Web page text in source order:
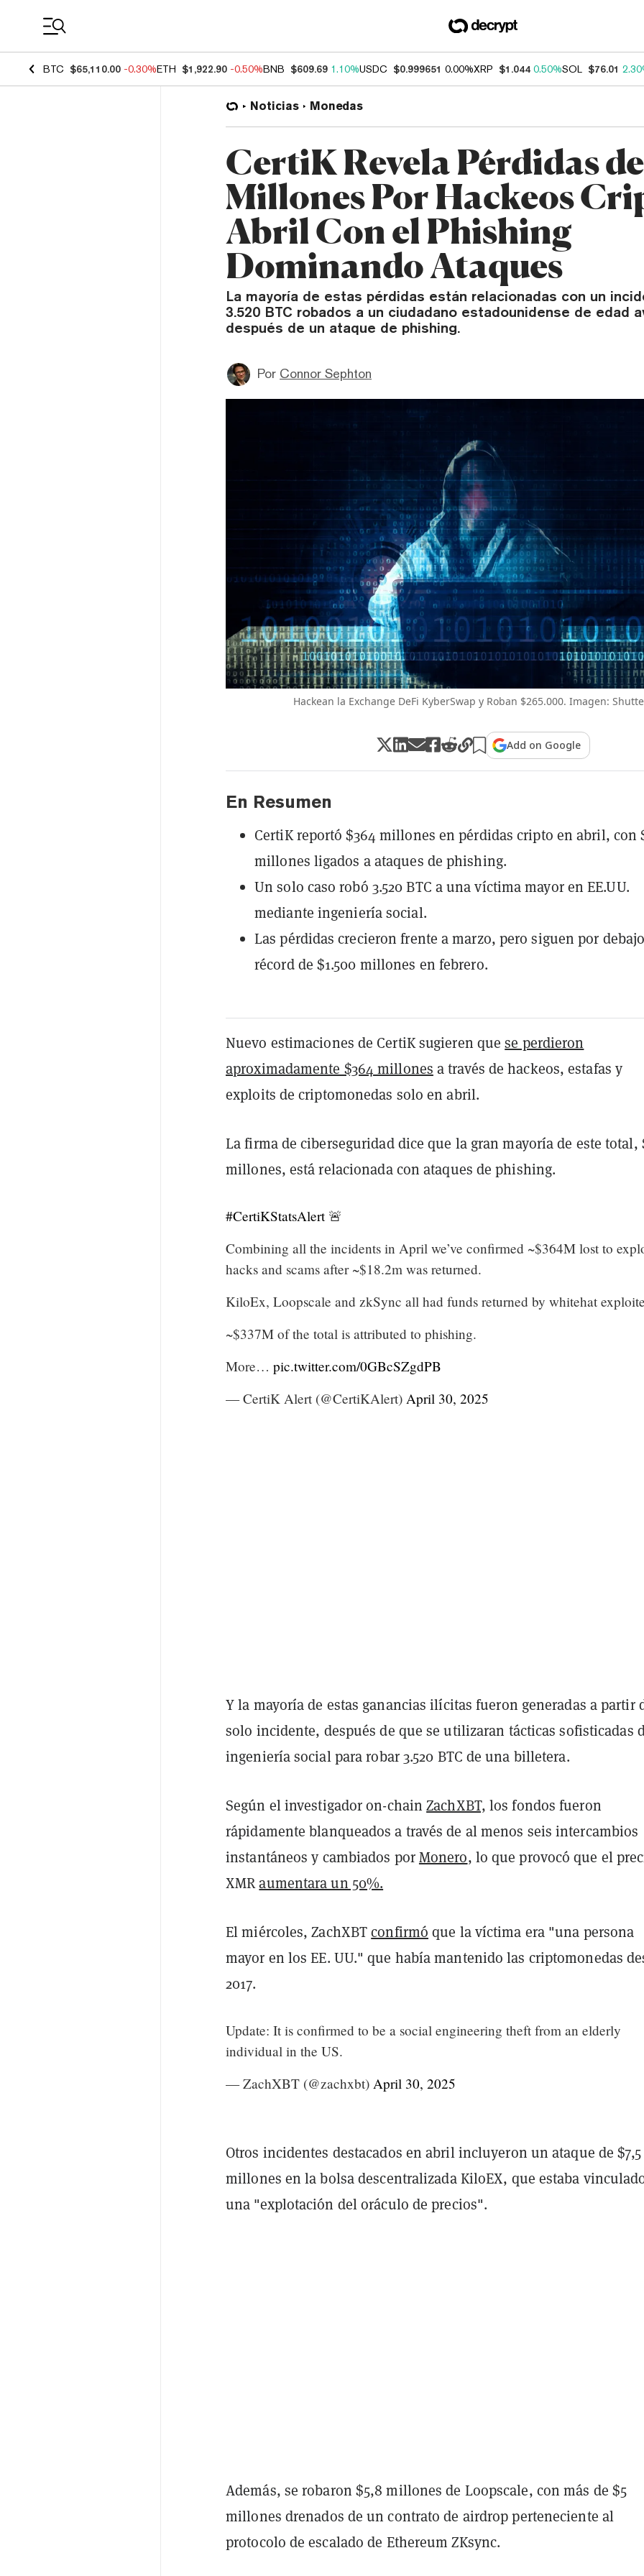
BTC $65,110.00 -0.30%ETH $1,922.90 -0.50%BNB $609.69 1.10%USDC $0.999651 0.00%XRP $1.044 0.50%SOL $76.01
Noticias Monedas
CertiK Revela Pérdidas
Millones Por Hackeos
Abril Con el Phishing
Dominando Ataques
La mayoría de estas pérdidas están relacionadas con un
3.520 BTC robados a un ciudadano estadounidense de edad
después de un ataque de phishing.
Por Connor Sephton
Hackean la Exchange DeFi KyberSwap y Roban $265.000. Imagen:
Add on Google
En Resumen
CertiK reportó $364 millones en pérdidas cripto en abril, con
millones ligados a ataques de phishing.
Un solo caso robó 3.520 BTC a una víctima mayor en EE.UU.
mediante ingeniería social.
Las pérdidas crecieron frente a marzo, pero siguen por
récord de $1.500 millones en febrero.
Nuevo estimaciones de CertiK sugieren quese perdieron
aproximadamente $364 millones a través de hackeos, estafas y
exploits de criptomonedas solo en abril.
La firma de ciberseguridad dice que la gran mayoría de este total,
millones, está relacionada con ataques de phishing.
#CertiKStatsAlert🚨
Combining all the incidents in April we’ve confirmed ~$364M lost to
hacks and scams after ~$18.2m was returned.
KiloEx, Loopscale and zkSync all had funds returned by whitehat
~$337M of the total is attributed to phishing.
More… pic.twitter.com/0GBcSZgdPB
— CertiK Alert (@CertiKAlert) April 30, 2025
Y la mayoría de estas ganancias ilícitas fueron generadas a partir
solo incidente, después de que se utilizaran tácticas sofisticadas
ingeniería social para robar 3.520 BTC de una billetera.
Según el investigador on-chainZachXBT, los fondos fueron
rápidamente blanqueados a través de al menos seis intercambios
instantáneos y cambiados porMonero, lo que provocó que el
XMRaumentara un 50%.
El miércoles, ZachXBTconfirmó que la víctima era "una persona
mayor en los EE. UU." que había mantenido las criptomonedas
2017.
Update: It is confirmed to be a social engineering theft from an elderly
individual in the US.
— ZachXBT (@zachxbt) April 30, 2025
Otros incidentes destacados en abril incluyeron un ataque de $7,5
millones en la bolsa descentralizada KiloEX, que estaba
una "explotación del oráculo de precios".
Además, se robaron $5,8 millones de Loopscale, con más de $5
millones drenados de un contrato de airdrop perteneciente al
protocolo de escalado de Ethereum ZKsync.